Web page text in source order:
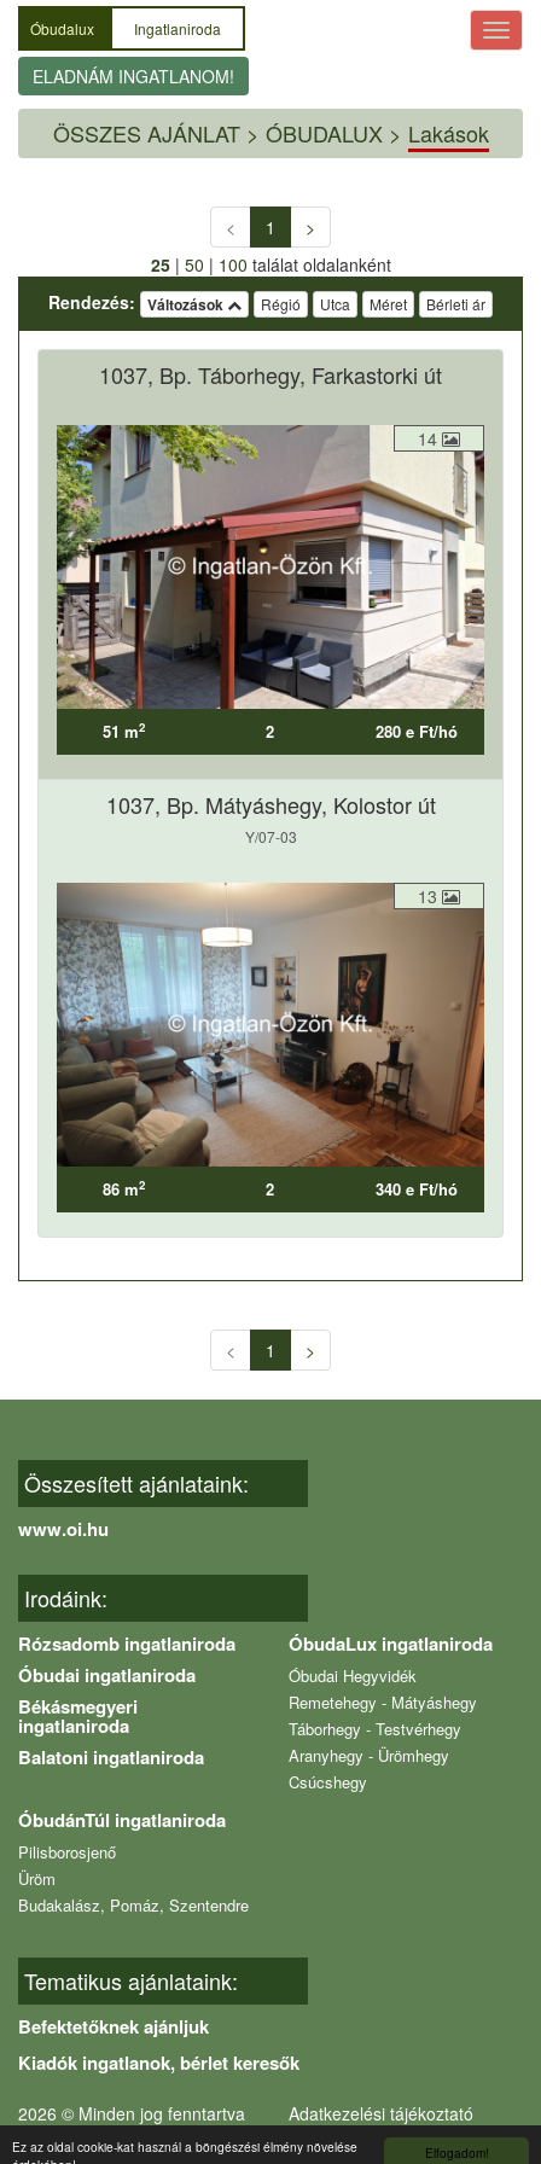
Elfogadom!
Ez az oldal cookie-kat használ a böngészési élmény növelése
Óbudalux Ingatlaniroda
ELADNÁM INGATLANOM!
ÖSSZES AJÁNLAT> ÓBUDALUX > Lakások
< 1
>
25| 50 | 100 találat oldalanként
Rendezés:
Változások Régió Utca Méret Bérleti ár
1037, Bp. Táborhegy, Farkastorki út
14
51 m2 2 280 e Ft/hó
1037, Bp. Mátyáshegy, Kolostor út
Y/07-03
13
86 m2 2 340 e Ft/hó
< 1 >
Összesített ajánlataink:
www.oi.hu
Irodáink:
Rózsadomb ingatlaniroda
Óbudai ingatlaniroda
Békásmegyeri
ingatlaniroda
Balatoni ingatlaniroda
ÓbudaLux ingatlaniroda
Óbudai Hegyvidék
Remetehegy - Mátyáshegy
Táborhegy - Testvérhegy
Aranyhegy - Ürömhegy
Csúcshegy
ÓbudánTúl ingatlaniroda
Pilisborosjenő
Üröm
Budakalász, Pomáz, Szentendre
Tematikus ajánlataink:
Befektetőknek ajánljuk
Kiadók ingatlanok, bérlet keresők
2026 © Minden jog fenntartva Adatkezelési tájékoztató